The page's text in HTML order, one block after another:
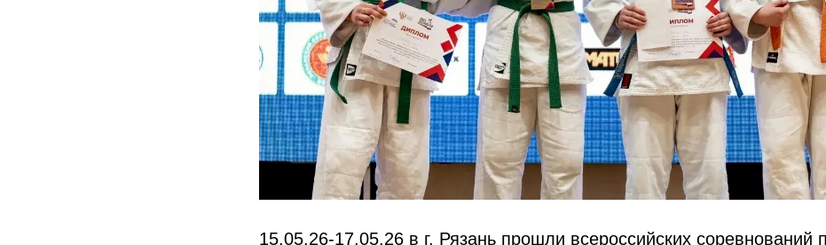
15.05.26-17.05.26 в г. Рязань прошли всероссийских соревнований